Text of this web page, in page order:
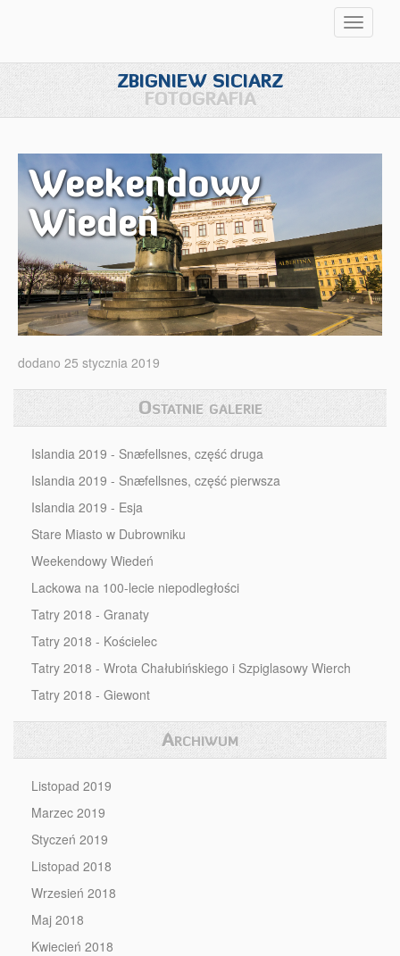
ZBIGNIEW SICIARZ
FOTOGRAFIA
Weekendowy
Wiedeń
dodano 25 stycznia 2019
Ostatnie galerie
Islandia 2019 - Snæfellsnes, część druga
Islandia 2019 - Snæfellsnes, część pierwsza
Islandia 2019 - Esja
Stare Miasto w Dubrowniku
Weekendowy Wiedeń
Lackowa na 100-lecie niepodległości
Tatry 2018 - Granaty
Tatry 2018 - Kościelec
Tatry 2018 - Wrota Chałubińskiego i Szpiglasowy Wierch
Tatry 2018 - Giewont
Archiwum
Listopad 2019
Marzec 2019
Styczeń 2019
Listopad 2018
Wrzesień 2018
Maj 2018
Kwiecień 2018